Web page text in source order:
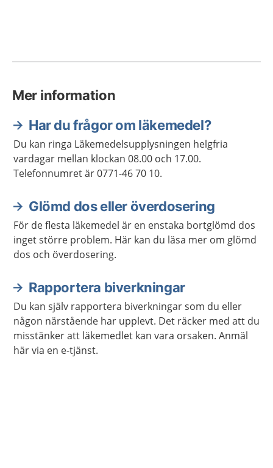
Mer information
Har du frågor om läkemedel?
Du kan ringa Läkemedelsupplysningen helgfria
vardagar mellan klockan 08.00 och 17.00.
Telefonnumret är 0771-46 70 10.
Glömd dos eller överdosering
För de flesta läkemedel är en enstaka bortglömd dos
inget större problem. Här kan du läsa mer om glömd
dos och överdosering.
Rapportera biverkningar
Du kan själv rapportera biverkningar som du eller
någon närstående har upplevt. Det räcker med att du
misstänker att läkemedlet kan vara orsaken. Anmäl
här via en e-tjänst.